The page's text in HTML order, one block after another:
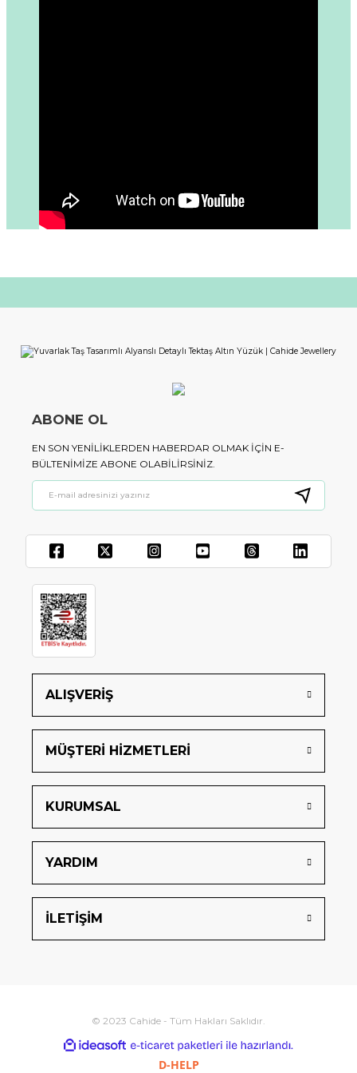
ALIŞVERİŞ
MÜŞTERİ HİZMETLERİ
KURUMSAL
YARDIM
İLETİŞİM
ABONE OL
EN SON YENILIKLERDEN HABERDAR OLMAK IÇIN E-
BÜLTENIMIZE ABONE OLABILIRSINIZ.
© 2023 Cahide - Tüm Hakları Saklıdır.
D-HELP
ideasoft
e-